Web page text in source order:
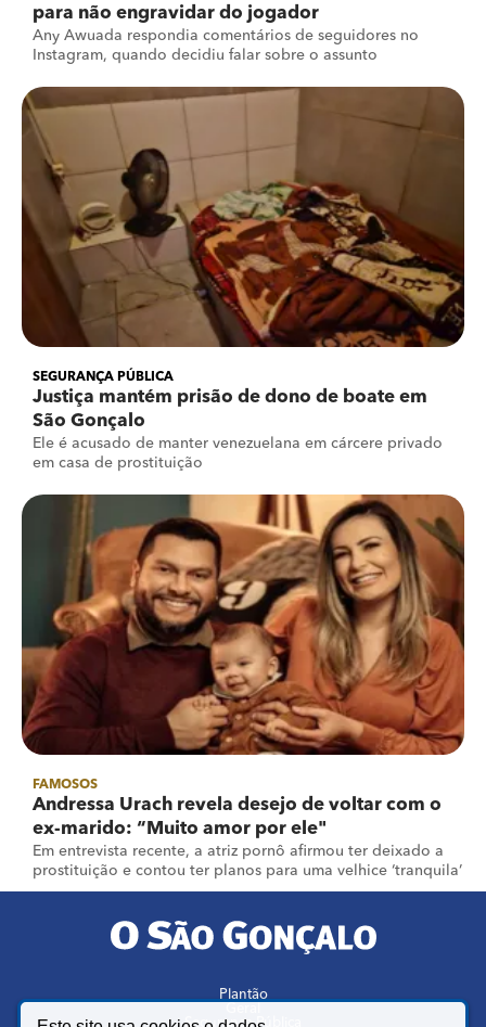
para não engravidar do jogador
Any Awuada respondia comentários de seguidores no
Instagram, quando decidiu falar sobre o assunto
SEGURANÇA PÚBLICA
Justiça mantém prisão de dono de boate em
São Gonçalo
Ele é acusado de manter venezuelana em cárcere privado
em casa de prostituição
FAMOSOS
Andressa Urach revela desejo de voltar com o
ex-marido: “Muito amor por ele"
Em entrevista recente, a atriz pornô afirmou ter deixado a
prostituição e contou ter planos para uma velhice ‘tranquila’
Plantão
Segurança Pública